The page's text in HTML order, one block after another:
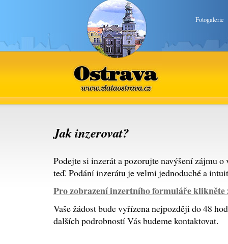
Fotogalerie
Ostrava
www.zlataostrava.cz
Jak inzerovat?
Podejte si inzerát a pozorujte navýšení zájmu
teď. Podání inzerátu je velmi jednoduché a
Pro zobrazení inzertního formuláře klikněte
Vaše žádost bude vyřízena nejpozději do 48
dalších podrobností Vás budeme kontaktovat.